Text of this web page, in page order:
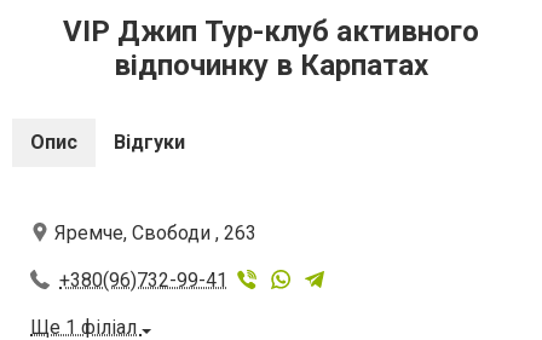
VIP Джип Тур-клуб активного
відпочинку в Карпатах
Опис Відгуки
Яремче, Свободи , 263
+380(96)732-99-41
Ще 1 філіал